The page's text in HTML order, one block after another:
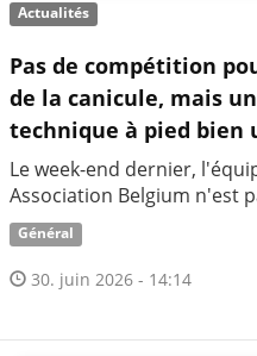
Actualités
Pas de compétition
de la canicule, mais
technique à pied bien
Le week-end dernier,
Association Belgium n'est
Général
30. juin 2026 - 14:14